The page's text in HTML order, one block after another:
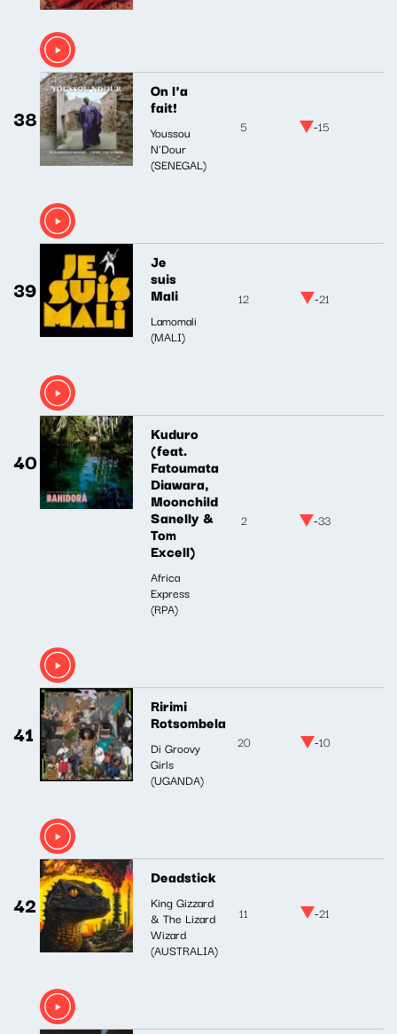
38
On l'a
fait!
Youssou
N'Dour
(SENEGAL)
5 -15
39
Je
suis
Mali
Lamomali
(MALI)
12 -21
40
Kuduro
(feat.
Fatoumata
Diawara,
Moonchild
Sanelly &
Tom
Excell)
Africa
Express
(RPA)
2 -33
41
Ririmi
Rotsombela
Di Groovy
Girls
(UGANDA)
20 -10
42
Deadstick
King Gizzard
& The Lizard
Wizard
(AUSTRALIA)
11 -21